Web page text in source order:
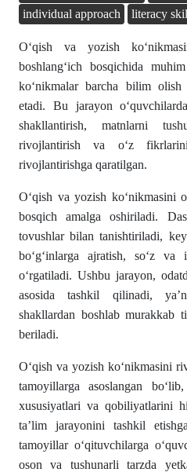
individual approach
literacy
Oʻqish va yozish
boshlangʻich bosqichida
koʻnikmalar barcha bilim
etadi. Bu jarayon
shakllantirish, matnlarni
rivojlantirish va oʻz
rivojlantirishga qaratilgan.
Oʻqish va yozish ko‘nikmasini
bosqich amalga oshiriladi.
tovushlar bilan tanishtiriladi,
boʻgʻinlarga ajratish, soʻz
oʻrgatiladi. Ushbu jarayon,
asosida tashkil qilinadi,
shakllardan boshlab murakkab
beriladi.
Oʻqish va yozish ko‘nikmasini
tamoyillarga asoslangan
xususiyatlari va qobiliyatlarini
ta’lim jarayonini tashkil
tamoyillar oʻqituvchilarga
oson va tushunarli tarzda